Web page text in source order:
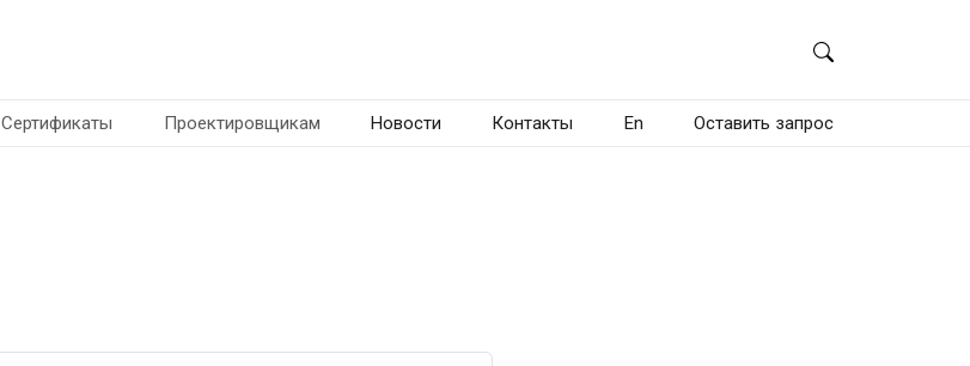
Сертификаты Проектировщикам Новости Контакты En Оставить запрос